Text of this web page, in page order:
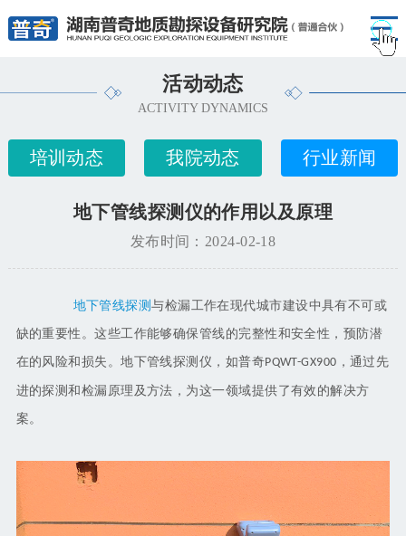
活动动态
ACTIVITY DYNAMICS
培训动态 我院动态 行业新闻
地下管线探测仪的作用以及原理
发布时间：2024-02-18
地下管线探测与检漏工作在现代城市建设中具有不可或
缺的重要性。这些工作能够确保管线的完整性和安全性，预防潜
在的风险和损失。地下管线探测仪，如普奇PQWT-GX900 ，通过先
进的探测和检漏原理及方法，为这一领域提供了有效的解决方
案。